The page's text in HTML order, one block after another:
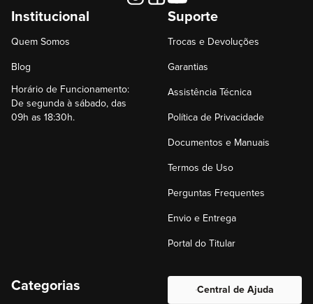
Institucional
Quem Somos
Blog
Horário de Funcionamento:
De segunda à sábado, das
09h as 18:30h.
Suporte
Trocas e Devoluções
Garantias
Assistência Técnica
Política de Privacidade
Documentos e Manuais
Termos de Uso
Perguntas Frequentes
Envio e Entrega
Portal do Titular
Categorias Central de Ajuda